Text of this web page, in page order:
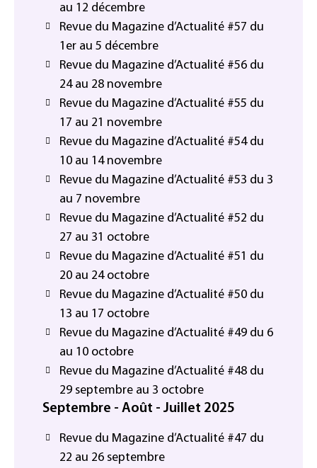
au 12 décembre
Revue du Magazine d’Actualité #57 du
1er au 5 décembre
Revue du Magazine d’Actualité #56 du
24 au 28 novembre
Revue du Magazine d’Actualité #55 du
17 au 21 novembre
Revue du Magazine d’Actualité #54 du
10 au 14 novembre
Revue du Magazine d’Actualité #53 du 3
au 7 novembre
Revue du Magazine d’Actualité #52 du
27 au 31 octobre
Revue du Magazine d’Actualité #51 du
20 au 24 octobre
Revue du Magazine d’Actualité #50 du
13 au 17 octobre
Revue du Magazine d’Actualité #49 du 6
au 10 octobre
Revue du Magazine d’Actualité #48 du
29 septembre au 3 octobre
Septembre - Août - Juillet 2025
Revue du Magazine d’Actualité #47 du
22 au 26 septembre